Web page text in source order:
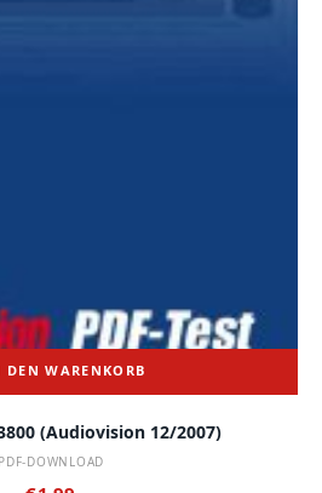
DEN WARENKORB
(audiovision 12/2007)
PDF-DOWNLOAD